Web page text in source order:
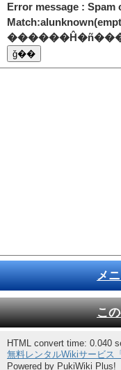
Error message :
メ
こ
HTML convert time: 0.040
無料レンタルWikiサービス
Powered by PukiWiki Plus!